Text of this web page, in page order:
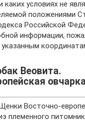
каких условиях не
положениями
Российской
информации,
Веовита.
Восточно-
племенного